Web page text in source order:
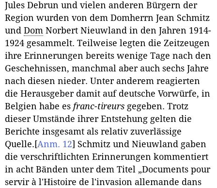
Jules Debrun und vielen anderen Bürgern der
Region wurden von dem Domherrn Jean Schmitz
und Dom Norbert Nieuwland in den Jahren 1914-
1924 gesammelt. Teilweise legten die Zeitzeugen
ihre Erinnerungen bereits wenige Tage nach den
Geschehnissen, manchmal aber auch sechs Jahre
nach diesen nieder. Unter anderem reagierten
die Herausgeber damit auf deutsche Vorwürfe, in
Belgien habe es franc-tireurs gegeben. Trotz
dieser Umstände ihrer Entstehung gelten die
Berichte insgesamt als relativ zuverlässige
Quelle. [Anm. 12] Schmitz und Nieuwland gaben
die verschriftlichten Erinnerungen kommentiert
in acht Bänden unter dem Titel „Documents pour
servir à l'Histoire de l'invasion allemande dans